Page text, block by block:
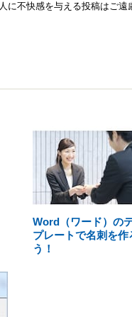
Word（ワード）の
プレートで名刺を作
う！